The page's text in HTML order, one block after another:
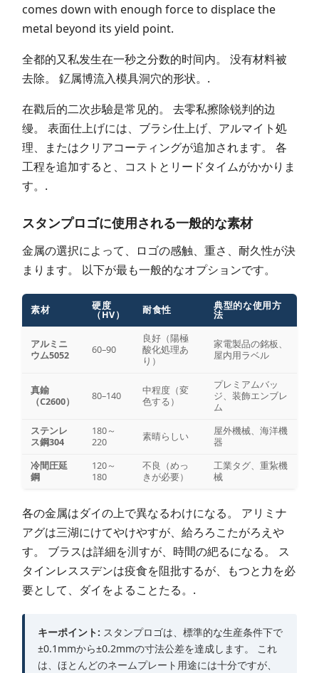
comes down with enough force to displace the
metal beyond its yield point.
全都的又私发生在一秒之分数的时间内。 没有材料被
去除。 釔属博流入模具洞穴的形状。.
在戳后的二次步驗是常见的。 去零私擦除锐判的边
缦。 表面仕上げには、ブラシ仕上げ、アルマイト処
理、またはクリアコーティングが追加されます。 各
工程を追加すると、コストとリードタイムがかかりま
す。.
スタンプロゴに使用される一般的な素材
金属の選択によって、ロゴの感触、重さ、耐久性が決
まります。 以下が最も一般的なオプションです。
素材 硬度
（HV） 耐食性 典型的な使用方
法
アルミニ
ウム5052
60–90
良好（陽極
酸化処理あ
り）
家電製品の銘板、
屋内用ラベル
真鍮
（C2600）
80–140
中程度（変
色する）
プレミアムバッ
ジ、装飾エンブレ
ム
ステンレ
ス鋼304
180～
220
素晴らしい
屋外機械、海洋機
器
冷間圧延
鋼
120～
180
不良（めっ
きが必要）
工業タグ、重紥機
械
各の金属はダイの上で異なるわけになる。 アリミナ
アグは三湖にけてやけやすが、給ろろこたがろえや
す。 ブラスは詳細を汌すが、時間の紦るになる。 ス
タインレススデンは疫食を阻批するが、もつと力を必
要として、ダイをよることたる。.
キーポイント: スタンプロゴは、標準的な生産条件下で
±0.1mmから±0.2mmの寸法公差を達成します。 これ
は、ほとんどのネームプレート用途には十分ですが、